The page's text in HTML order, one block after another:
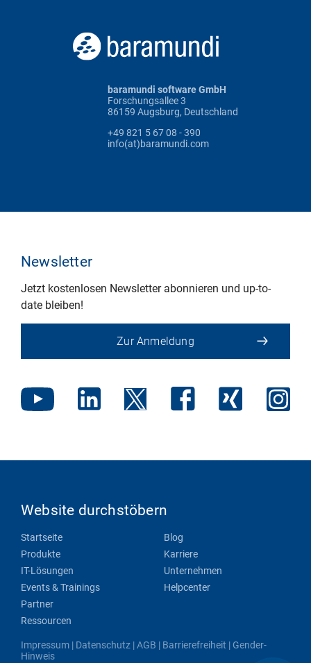
baramundi software GmbH
Forschungsallee 3
86159 Augsburg, Deutschland
+49 821 5 67 08 - 390
info(at)baramundi.com
Newsletter
Jetzt kostenlosen Newsletter abonnieren und up-to-
date bleiben!
Zur Anmeldung
Website durchstöbern
Startseite
Produkte
IT-Lösungen
Events & Trainings
Partner
Ressourcen
Blog
Karriere
Unternehmen
Helpcenter
Impressum | Datenschutz |AGB | Barrierefreiheit | Gender-
Hinweis